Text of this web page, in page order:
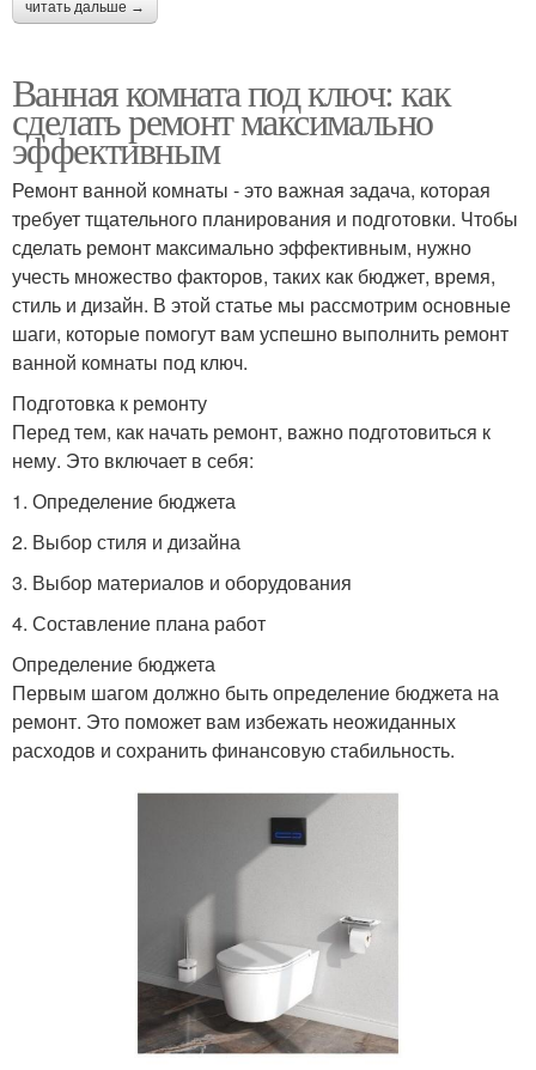
читать дальше →
Ванная комната под ключ: как
сделать ремонт максимально
эффективным
Ремонт ванной комнаты - это важная задача, которая
требует тщательного планирования и подготовки. Чтобы
сделать ремонт максимально эффективным, нужно
учесть множество факторов, таких как бюджет, время,
стиль и дизайн. В этой статье мы рассмотрим основные
шаги, которые помогут вам успешно выполнить ремонт
ванной комнаты под ключ.
Подготовка к ремонту
Перед тем, как начать ремонт, важно подготовиться к
нему. Это включает в себя:
1. Определение бюджета
2. Выбор стиля и дизайна
3. Выбор материалов и оборудования
4. Составление плана работ
Определение бюджета
Первым шагом должно быть определение бюджета на
ремонт. Это поможет вам избежать неожиданных
расходов и сохранить финансовую стабильность.